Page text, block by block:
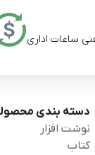
دسته بندی
نوشت افزار
کتاب